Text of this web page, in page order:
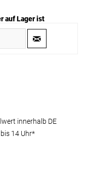
auf Lager ist
innerhalb DE
14 Uhr*